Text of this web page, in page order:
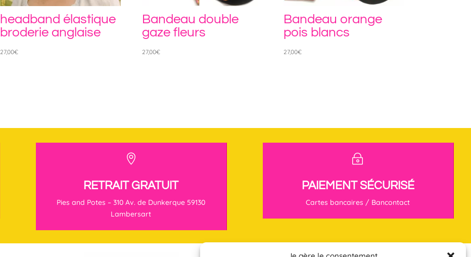
headband élastique
broderie anglaise
27,00€
Bandeau double
gaze fleurs
27,00€
Bandeau orange
pois blancs
27,00€

RETRAIT GRATUIT
Pies and Potes – 310 Av. de Dunkerque 59130
Lambersart
~
PAIEMENT SÉCURISÉ
Cartes bancaires / Bancontact